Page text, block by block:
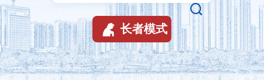

 长者模式